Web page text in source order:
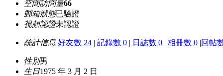
空間訪問量66
郵箱狀態已驗證
視頻認證未認證
統計信息 好友數 24 | 記錄數 0 | 日誌數 0 | 相冊數 0 |回帖
性別男
生日1975 年 3 月 2 日